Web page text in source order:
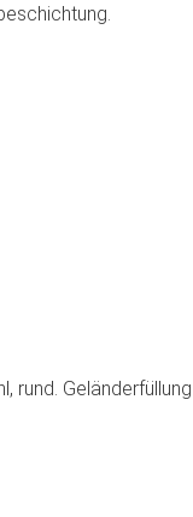
rund. Geländerfüllung